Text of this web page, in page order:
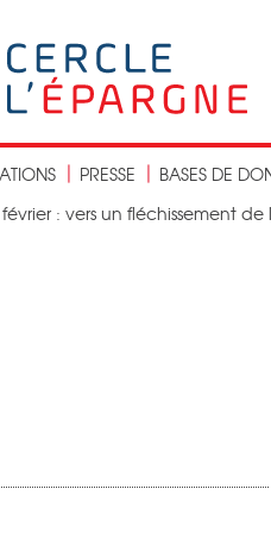
PRESSE BASES DE
: vers un fléchissement